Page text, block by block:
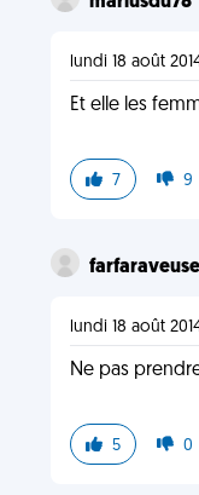
lundi 18 août
Et elle les
7 9
lundi 18 août
Ne pas
5 0